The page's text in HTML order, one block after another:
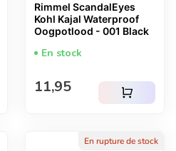
Rimmel ScandalEyes
Kohl Kajal Waterproof
Oogpotlood - 001 Black
En stock
Prix normal
11,95 shopping_cart
En rupture de stock